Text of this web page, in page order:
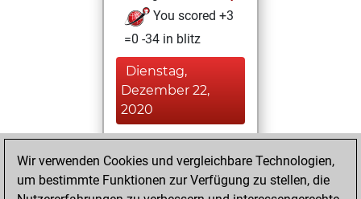
You scored +3
=0 -34 in blitz
Dienstag,
Dezember 22,
2020
You created
your Fritz account
Fritz
You
Wir verwenden Cookies und vergleichbare Technologien,
um bestimmte Funktionen zur Verfügung zu stellen, die